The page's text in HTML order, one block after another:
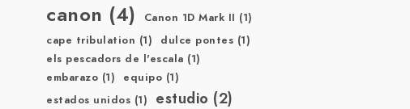
canon (4) Canon 1D Mark II (1)
cape tribulation (1) dulce pontes (1)
els pescadors de l'escala (1)
embarazo (1) equipo (1)
estados unidos (1) estudio (2)